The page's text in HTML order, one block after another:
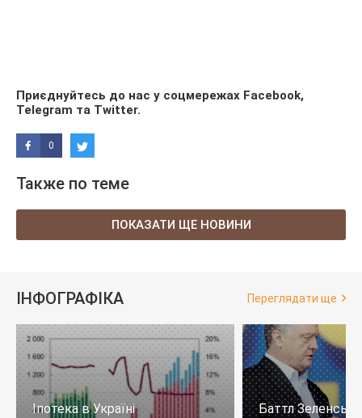
Приєднуйтесь до нас у соцмережах Facebook,
Telegram та Twitter.
0
Также по теме
ПОКАЗАТИ ЩЕ НОВИНИ
ІНФОГРАФІКА Переглядати ще
Іпотека в Україні
Баттл